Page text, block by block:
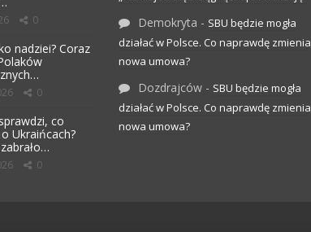
0
nadziei? Coraz
0
co
Ukraińcach?
0
Demokryta - SBU będzie mogła
działać w Polsce. Co naprawdę zmienia
nowa umowa?
Dozdrajców - SBU będzie mogła
działać w Polsce. Co naprawdę zmienia
nowa umowa?